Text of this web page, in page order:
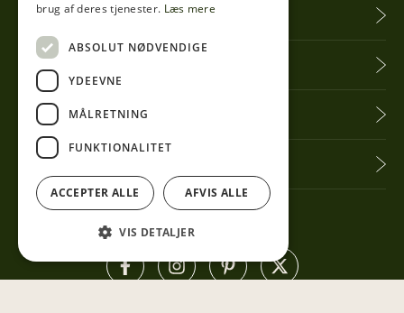
Tibberup Høkeren
Information
Praktisk info
Få seneste nyt
brug af deres tjenester. Læs mere
ABSOLUT NØDVENDIGE
YDEEVNE
MÅLRETNING
FUNKTIONALITET
ACCEPTER ALLE AFVIS ALLE
VIS DETALJER